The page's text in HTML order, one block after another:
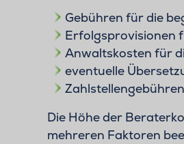
Gebühren für die
Erfolgsprovisionen
Anwaltskosten für
eventuelle
Die Höhe der
mehreren Faktoren